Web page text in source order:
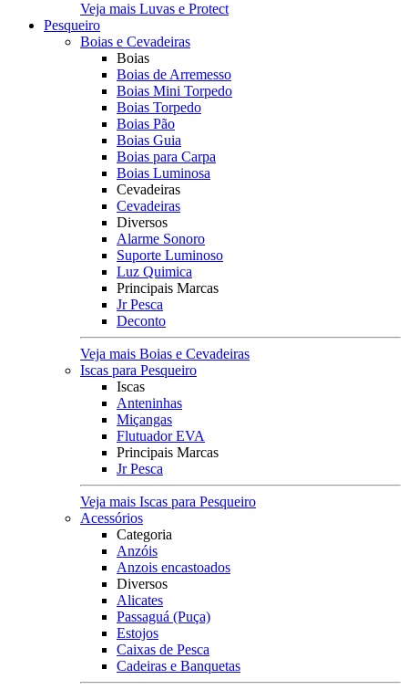
Veja mais Luvas e Protect
Pesqueiro
Boias e Cevadeiras
Boias
Boias de Arremesso
Boias Mini Torpedo
Boias Torpedo
Boias Pão
Boias Guia
Boias para Carpa
Boias Luminosa
Cevadeiras
Cevadeiras
Diversos
Alarme Sonoro
Suporte Luminoso
Luz Quimica
Principais Marcas
Jr Pesca
Deconto
Veja mais Boias e Cevadeiras
Iscas para Pesqueiro
Iscas
Anteninhas
Miçangas
Flutuador EVA
Principais Marcas
Jr Pesca
Veja mais Iscas para Pesqueiro
Acessórios
Categoria
Anzóis
Anzois encastoados
Diversos
Alicates
Passaguá (Puça)
Estojos
Caixas de Pesca
Cadeiras e Banquetas